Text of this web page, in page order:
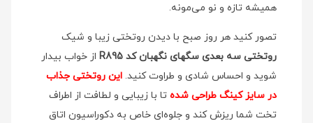
همیشه تازه و نو می‌مونه.
تصور کنید هر روز صبح با دیدن روتختی زیبا و شیک
روتختی سه بعدی سگهای نگهبان کد R895
از خواب بیدار
شوید و احساس شادی و طراوت کنید. این روتختی جذاب
در سایز کینگ طراحی شده تا با زیبایی و لطافت از اطراف
تخت شما ریزش کند و جلوه‌ای خاص به دکوراسیون اتاق